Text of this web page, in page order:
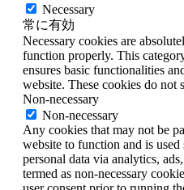
Necessary
常に有効
Necessary cookies are
function properly. This
ensures basic functionalities
website. These cookies do not
Non-necessary
Non-necessary
Any cookies that may not be
website to function and is
personal data via analytics,
termed as non-necessary